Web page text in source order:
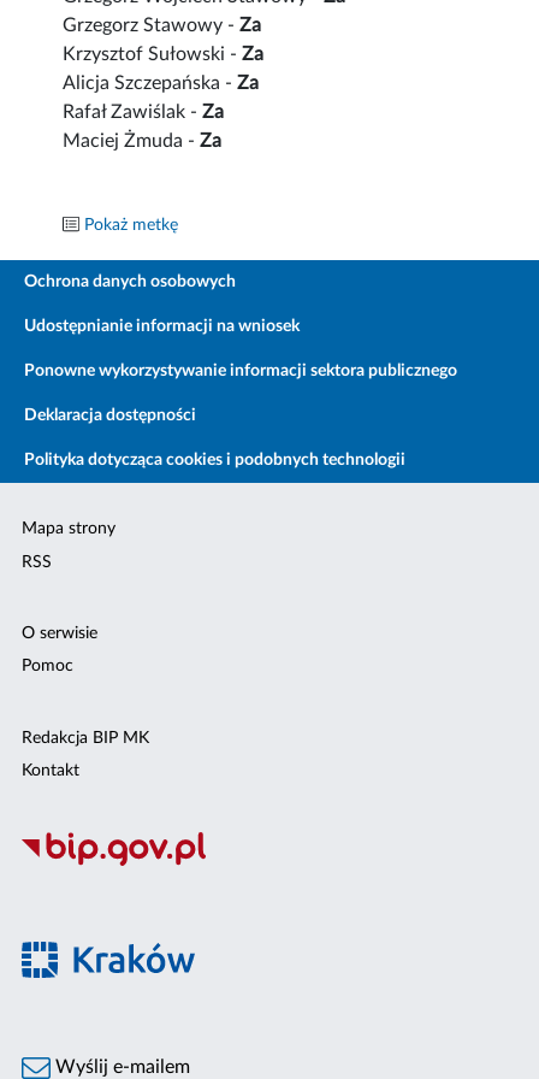
Grzegorz Stawowy -Za
Krzysztof Sułowski -Za
Alicja Szczepańska -Za
Rafał Zawiślak -Za
Maciej Żmuda -Za
Pokaż metkę
Ochrona danych osobowych
Udostępnianie informacji na wniosek
Ponowne wykorzystywanie informacji sektora publicznego
Deklaracja dostępności
Polityka dotycząca cookies i podobnych technologii
Mapa strony
RSS
O serwisie
Pomoc
Redakcja BIP MK
Kontakt
Wyślij e-mailem